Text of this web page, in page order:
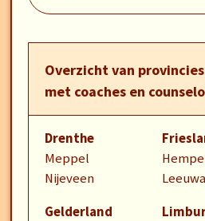
Deze ondersteuning en
gericht op ongewenste,
of moeilijke situaties. Deze
tot een vorm van algehele
ervaren van een algehele
kan je helpen om weer in
Levensreis weer zinvol verder
Overzicht van
met coaches en
Drenthe
Meppel
Nijeveen
Gelderland